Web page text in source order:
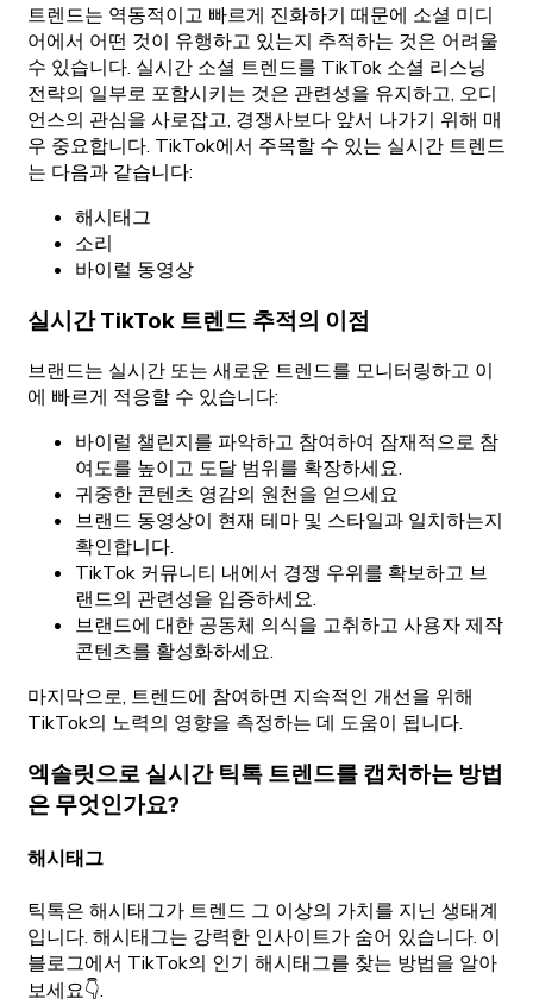
트렌드는 역동적이고 빠르게 진화하기 때문에 소셜 미디
어에서 어떤 것이 유행하고 있는지 추적하는 것은 어려울
수 있습니다. 실시간 소셜 트렌드를 TikTok 소셜 리스닝
전략의 일부로 포함시키는 것은 관련성을 유지하고, 오디
언스의 관심을 사로잡고, 경쟁사보다 앞서 나가기 위해 매
우 중요합니다. TikTok에서 주목할 수 있는 실시간 트렌드
는 다음과 같습니다:
해시태그
소리
바이럴 동영상
실시간 TikTok 트렌드 추적의 이점
브랜드는 실시간 또는 새로운 트렌드를 모니터링하고 이
에 빠르게 적응할 수 있습니다:
바이럴 챌린지를 파악하고 참여하여 잠재적으로 참
여도를 높이고 도달 범위를 확장하세요.
귀중한 콘텐츠 영감의 원천을 얻으세요
브랜드 동영상이 현재 테마 및 스타일과 일치하는지
확인합니다.
TikTok 커뮤니티 내에서 경쟁 우위를 확보하고 브
랜드의 관련성을 입증하세요.
브랜드에 대한 공동체 의식을 고취하고 사용자 제작
콘텐츠를 활성화하세요.
마지막으로, 트렌드에 참여하면 지속적인 개선을 위해
TikTok의 노력의 영향을 측정하는 데 도움이 됩니다.
엑솔릿으로 실시간 틱톡 트렌드를 캡처하는 방법
은 무엇인가요?
해시태그
틱톡은 해시태그가 트렌드 그 이상의 가치를 지닌 생태계
입니다. 해시태그는 강력한 인사이트가 숨어 있습니다. 이
블로그에서 TikTok의 인기 해시태그를 찾는 방법을 알아
보세요👇.